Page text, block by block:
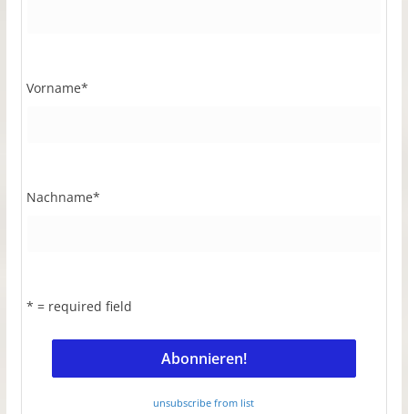
Vorname*
Nachname*
* = required field
unsubscribe from list